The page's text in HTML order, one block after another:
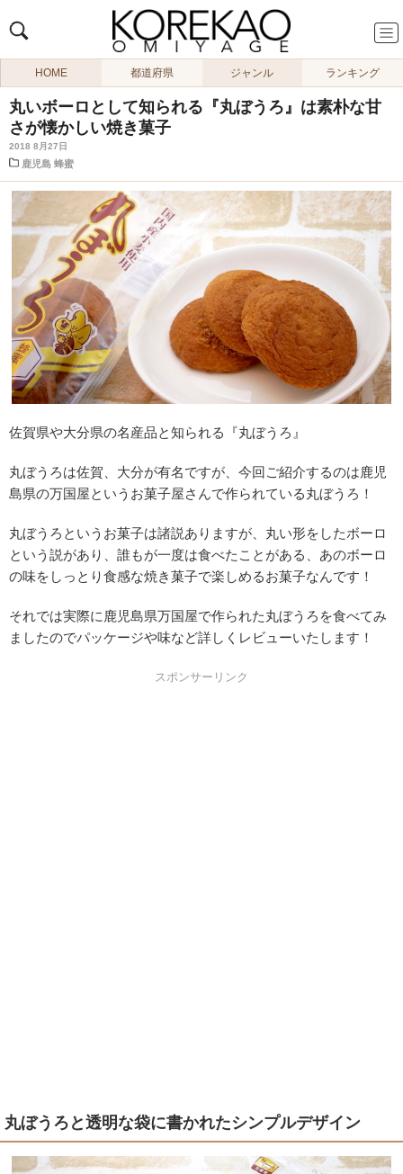
HOME 都道府県 ジャンル ランキング
丸いボーロとして知られる『丸ぼうろ』は素朴な甘
さが懐かしい焼き菓子
2018 8月27日
鹿児島 蜂蜜
佐賀県や大分県の名産品と知られる『丸ぼうろ』
丸ぼうろは佐賀、大分が有名ですが、今回ご紹介するのは鹿児
島県の万国屋というお菓子屋さんで作られている丸ぼうろ！
丸ぼうろというお菓子は諸説ありますが、丸い形をしたボーロ
という説があり、誰もが一度は食べたことがある、あのボーロ
の味をしっとり食感な焼き菓子で楽しめるお菓子なんです！
それでは実際に鹿児島県万国屋で作られた丸ぼうろを食べてみ
ましたのでパッケージや味など詳しくレビューいたします！
スポンサーリンク
丸ぼうろと透明な袋に書かれたシンプルデザイン